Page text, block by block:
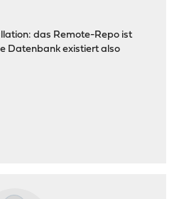
das Remote-Repo ist
Datenbank existiert also